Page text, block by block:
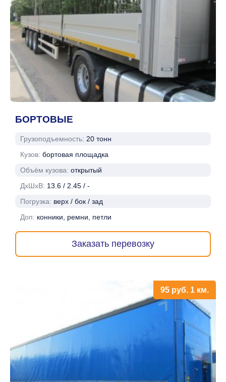
БОРТОВЫЕ
Грузоподъемность: 20 тонн
Кузов: бортовая площадка
Объём кузова: открытый
ДхШхВ: 13.6 / 2.45 / -
Погрузка: верх / бок / зад
Доп: конники, ремни, петли
Заказать перевозку
95 руб. 1 км.